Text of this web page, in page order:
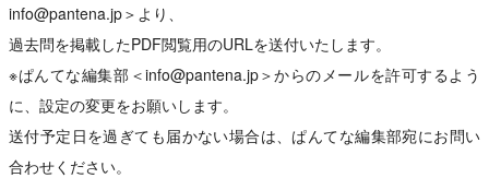
info@pantena.jp＞より、
過去問を掲載したPDF閲覧用のURLを送付いたします。
※ぱんてな編集部＜info@pantena.jp＞からのメールを許可するよう
に、設定の変更をお願いします。
送付予定日を過ぎても届かない場合は、ぱんてな編集部宛にお問い
合わせください。